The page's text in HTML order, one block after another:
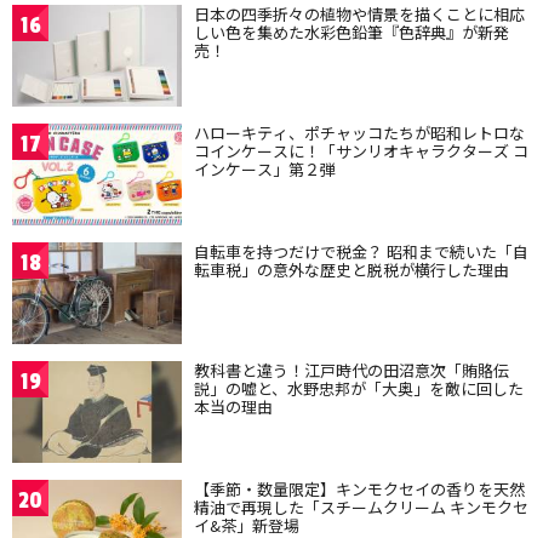
16 日本の四季折々の植物や情景を描くことに相応
しい色を集めた水彩色鉛筆『色辞典』が新発
売！
17 ハローキティ、ポチャッコたちが昭和レトロな
コインケースに！「サンリオキャラクターズ コ
インケース」第２弾
18 自転車を持つだけで税金？ 昭和まで続いた「自
転車税」の意外な歴史と脱税が横行した理由
19 教科書と違う！江戸時代の田沼意次「賄賂伝
説」の嘘と、水野忠邦が「大奥」を敵に回した
本当の理由
20 【季節・数量限定】キンモクセイの香りを天然
精油で再現した「スチームクリーム キンモクセ
イ&茶」新登場